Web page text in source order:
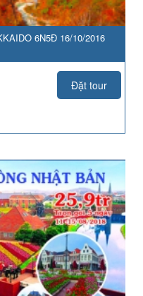
6N5Đ 16/10/2016
Đặt tour